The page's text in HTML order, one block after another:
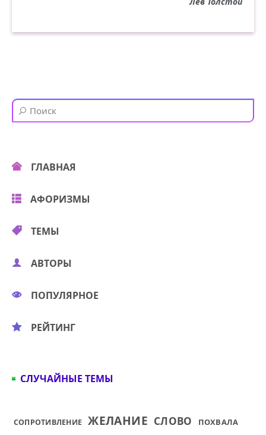
ГЛАВНАЯ
АФОРИЗМЫ
ТЕМЫ
АВТОРЫ
ПОПУЛЯРНОЕ
РЕЙТИНГ
СЛУЧАЙНЫЕ ТЕМЫ
СОПРОТИВЛЕНИЕ ЖЕЛАНИЕ СЛОВО ПОХВАЛА